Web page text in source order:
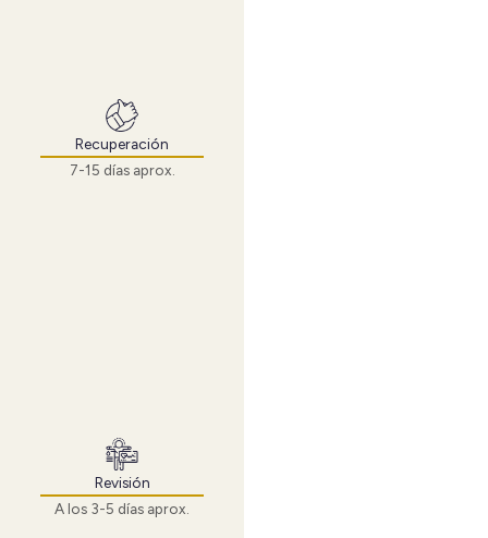
Recuperación
7-15 días aprox.
Revisión
A los 3-5 días aprox.